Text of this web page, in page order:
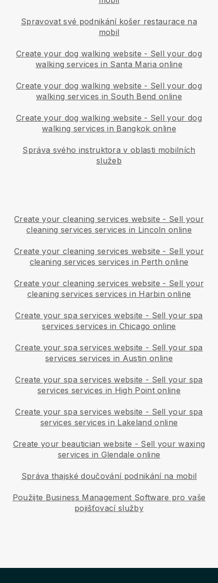
Spravovat své podnikání košer restaurace na
mobil
Create your dog walking website - Sell your dog
walking services in Santa Maria online
Create your dog walking website - Sell your dog
walking services in South Bend online
Create your dog walking website - Sell your dog
walking services in Bangkok online
Správa svého instruktora v oblasti mobilních
služeb
Create your cleaning services website - Sell your
cleaning services services in Lincoln online
Create your cleaning services website - Sell your
cleaning services services in Perth online
Create your cleaning services website - Sell your
cleaning services services in Harbin online
Create your spa services website - Sell your spa
services services in Chicago online
Create your spa services website - Sell your spa
services services in Austin online
Create your spa services website - Sell your spa
services services in High Point online
Create your spa services website - Sell your spa
services services in Lakeland online
Create your beautician website - Sell your waxing
services in Glendale online
Správa thajské doučování podnikání na mobil
Použijte Business Management Software pro vaše
pojišťovací služby